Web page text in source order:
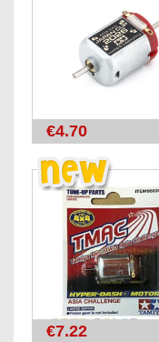
€4.70
€7.22